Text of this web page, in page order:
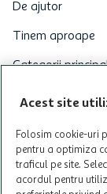
De ajutor
Tinem aproape
Categorii
Acest site
Folosim cookie-uri
pentru a optimiza
traficul pe site.
acordul pentru